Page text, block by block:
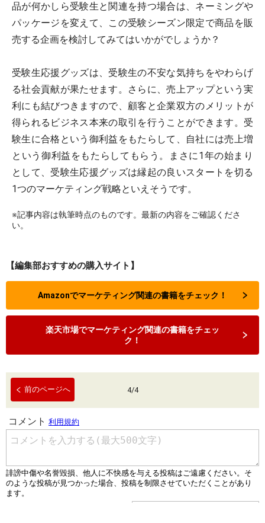
品が何かしら受験生と関連を持つ場合は、ネーミングや
パッケージを変えて、この受験シーズン限定で商品を販
売する企画を検討してみてはいかがでしょうか？
受験生応援グッズは、受験生の不安な気持ちをやわらげ
る社会貢献が果たせます。さらに、売上アップという実
利にも結びつきますので、顧客と企業双方のメリットが
得られるビジネス本来の取引を行うことができます。受
験生に合格という御利益をもたらして、自社には売上増
という御利益をもたらしてもらう。まさに1年の始まり
として、受験生応援グッズは縁起の良いスタートを切る
1つのマーケティング戦略といえそうです。
※記事内容は執筆時点のものです。最新の内容をご確認くださ
い。
【編集部おすすめの購入サイト】
Amazonでマーケティング関連の書籍をチェック！
楽天市場でマーケティング関連の書籍をチェッ
ク！
前のページへ 4/4